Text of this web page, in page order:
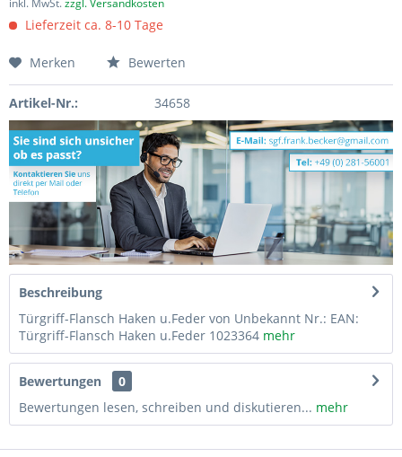
inkl. MwSt.zzgl. Versandkosten
Lieferzeit ca. 8-10 Tage
Merken Bewerten
Artikel-Nr.: 34658
Beschreibung
Türgriff-Flansch Haken u.Feder von Unbekannt Nr.: EAN:
Türgriff-Flansch Haken u.Feder 1023364 mehr
Bewertungen
0
Bewertungen lesen, schreiben und diskutieren... mehr